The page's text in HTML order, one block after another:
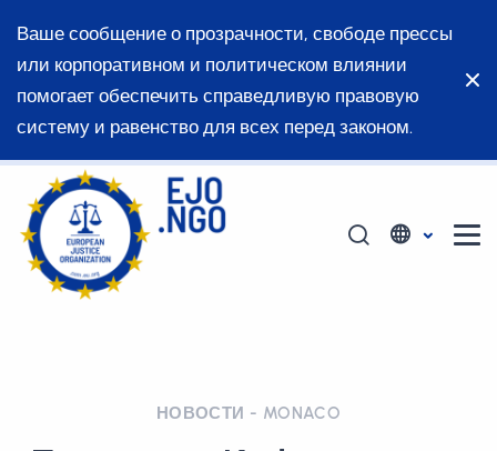
Ваше сообщение о прозрачности, свободе прессы
или корпоративном и политическом влиянии
помогает обеспечить справедливую правовую
систему и равенство для всех перед законом.
НОВОСТИ - MONACO